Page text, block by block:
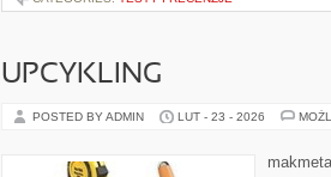
UPCYKLING
POSTED BY ADMIN LUT - 23 - 2026